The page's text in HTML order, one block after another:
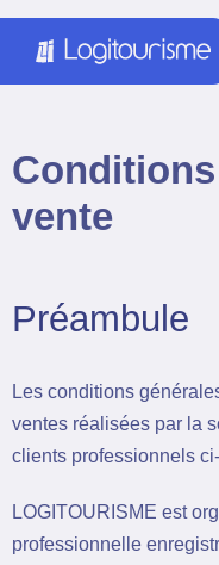
vente
Préambule
Les conditions
ventes réalisées par la
clients professionnels
LOGITOURISME est
professionnelle